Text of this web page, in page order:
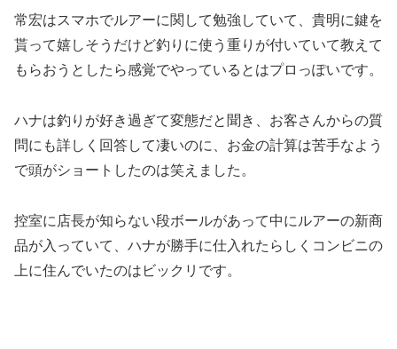
常宏はスマホでルアーに関して勉強していて、貴明に鍵を
貰って嬉しそうだけど釣りに使う重りが付いていて教えて
もらおうとしたら感覚でやっているとはプロっぽいです。
ハナは釣りが好き過ぎて変態だと聞き、お客さんからの質
問にも詳しく回答して凄いのに、お金の計算は苦手なよう
で頭がショートしたのは笑えました。
控室に店長が知らない段ボールがあって中にルアーの新商
品が入っていて、ハナが勝手に仕入れたらしくコンビニの
上に住んでいたのはビックリです。